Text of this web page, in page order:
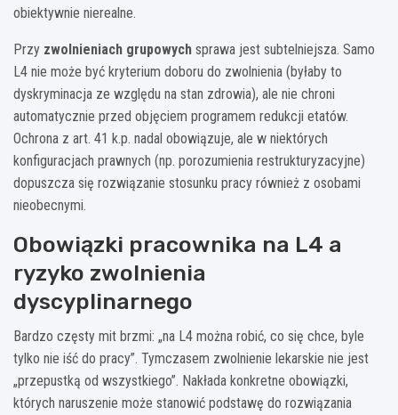
obiektywnie nierealne.
Przy zwolnieniach grupowych sprawa jest subtelniejsza. Samo
L4 nie może być kryterium doboru do zwolnienia (byłaby to
dyskryminacja ze względu na stan zdrowia), ale nie chroni
automatycznie przed objęciem programem redukcji etatów.
Ochrona z art. 41 k.p. nadal obowiązuje, ale w niektórych
konfiguracjach prawnych (np. porozumienia restrukturyzacyjne)
dopuszcza się rozwiązanie stosunku pracy również z osobami
nieobecnymi.
Obowiązki pracownika na L4 a
ryzyko zwolnienia
dyscyplinarnego
Bardzo częsty mit brzmi: „na L4 można robić, co się chce, byle
tylko nie iść do pracy”. Tymczasem zwolnienie lekarskie nie jest
„przepustką od wszystkiego”. Nakłada konkretne obowiązki,
których naruszenie może stanowić podstawę do rozwiązania